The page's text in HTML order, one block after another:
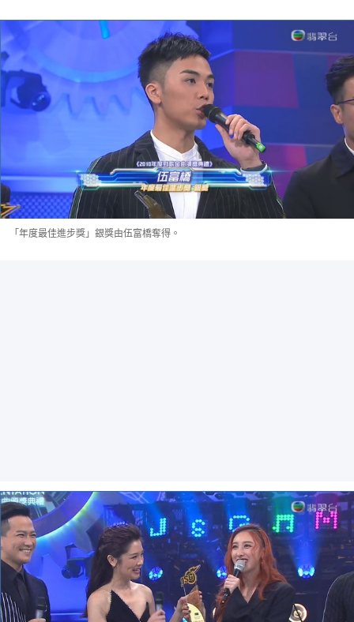
「年度最佳進步獎」銀獎由伍富橋奪得。